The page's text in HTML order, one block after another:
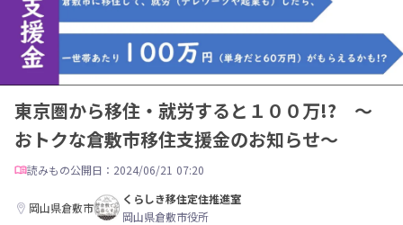
東京圏から移住・就労すると１００万!? 〜
おトクな倉敷市移住支援金のお知らせ〜
読みもの公開日：2024/06/21 07:20
岡山県倉敷市
くらしき移住定住推進室
岡山県倉敷市役所